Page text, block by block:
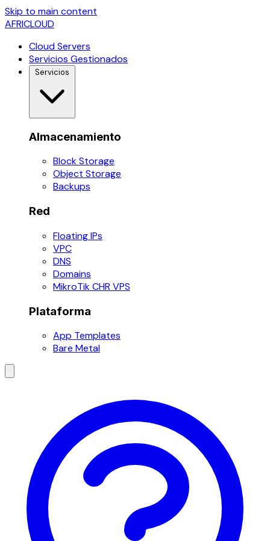
Skip to main content
AFRICLOUD
Cloud Servers
Servicios Gestionados
Servicios
Almacenamiento
Block Storage
Object Storage
Backups
Red
Floating IPs
VPC
DNS
Domains
MikroTik CHR VPS
Plataforma
App Templates
Bare Metal